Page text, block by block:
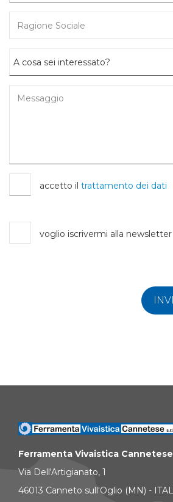
accetto il trattamento dei dati
voglio iscrivermi alla newsletter
Ferramenta Vivaistica
Via Dell'Artigianato, 1
46013 Canneto sull'Oglio (MN) -